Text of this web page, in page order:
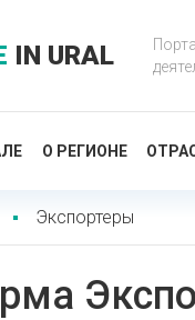
IN URAL
О РЕГИОНЕ
Экспортеры